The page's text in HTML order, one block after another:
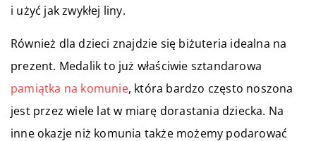
i użyć jak zwykłej liny.
Również dla dzieci znajdzie się biżuteria idealna na
prezent. Medalik to już właściwie sztandarowa
pamiątka na komunie, która bardzo często noszona
jest przez wiele lat w miarę dorastania dziecka. Na
inne okazje niż komunia także możemy podarować